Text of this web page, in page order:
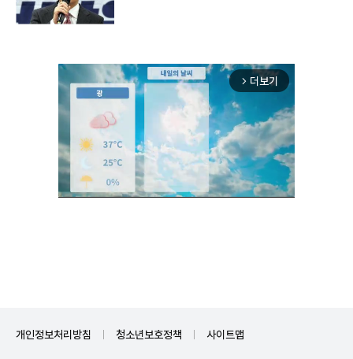
arrow_forward_ios 더보기
개인정보처리방침 청소년보호정책 사이트맵